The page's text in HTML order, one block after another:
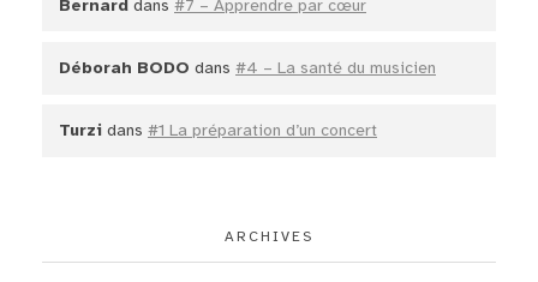
Bernard dans #7 – Apprendre par cœur
Déborah BODO dans #4 – La santé du musicien
Turzi dans #1 La préparation d’un concert
ARCHIVES